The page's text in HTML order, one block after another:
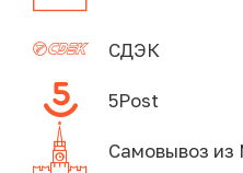
СДЭК
5Post
Самовывоз из